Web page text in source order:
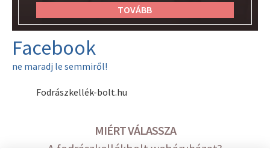
TOVÁBB
Facebook
ne maradj le semmiről!
Fodrászkellék-bolt.hu
MIÉRT VÁLASSZA
A fodrászkellékbolt webáruházat?